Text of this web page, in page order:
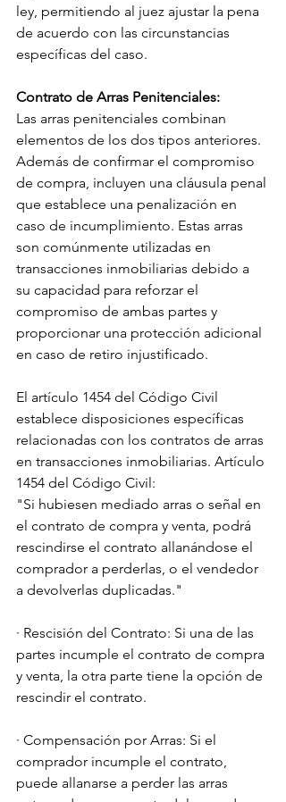
ley, permitiendo al juez ajustar la pena
de acuerdo con las circunstancias
específicas del caso.
Contrato de Arras Penitenciales:
Las arras penitenciales combinan
elementos de los dos tipos anteriores.
Además de confirmar el compromiso
de compra, incluyen una cláusula penal
que establece una penalización en
caso de incumplimiento. Estas arras
son comúnmente utilizadas en
transacciones inmobiliarias debido a
su capacidad para reforzar el
compromiso de ambas partes y
proporcionar una protección adicional
en caso de retiro injustificado.
El artículo 1454 del Código Civil
establece disposiciones específicas
relacionadas con los contratos de arras
en transacciones inmobiliarias. Artículo
1454 del Código Civil:
"Si hubiesen mediado arras o señal en
el contrato de compra y venta, podrá
rescindirse el contrato allanándose el
comprador a perderlas, o el vendedor
a devolverlas duplicadas."
· Rescisión del Contrato: Si una de las
partes incumple el contrato de compra
y venta, la otra parte tiene la opción de
rescindir el contrato.
· Compensación por Arras: Si el
comprador incumple el contrato,
puede allanarse a perder las arras